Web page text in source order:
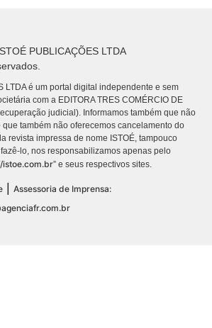
PUBLICAÇÕES LTDA
LTDA é um portal digital independente e sem
com a EDITORA TRES COMÉRCIO DE
judicial). Informamos também que não
também não oferecemos cancelamento do
revista impressa de nome ISTOÉ, tampouco
lo, nos responsabilizamos apenas pelo
istoe.com.br” e seus respectivos sites.
Assessoria de Imprensa: